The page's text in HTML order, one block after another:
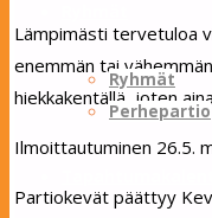
Ryhmät
Perhepartio
Lämpimästi tervetuloa
enemmän tai
hiekkakentällä, joten
Ilmoittautuminen 26.5.
Partiokevät päättyy